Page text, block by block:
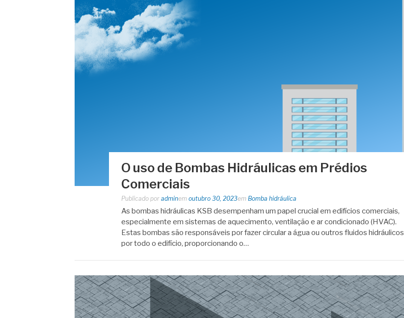
O uso de Bombas Hidráulicas em Prédios
Comerciais
Publicado por adminem outubro 30, 2023em Bomba hidráulica
As bombas hidráulicas KSB desempenham um papel crucial em edifícios comerciais,
especialmente em sistemas de aquecimento, ventilação e ar condicionado (HVAC).
Estas bombas são responsáveis ​​por fazer circular a água ou outros fluidos hidráulicos
por todo o edifício, proporcionando o…